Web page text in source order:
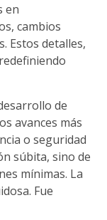
en
cambios
Estos detalles,
de
avances más
o seguridad
súbita, sino de
mínimas. La
Fue